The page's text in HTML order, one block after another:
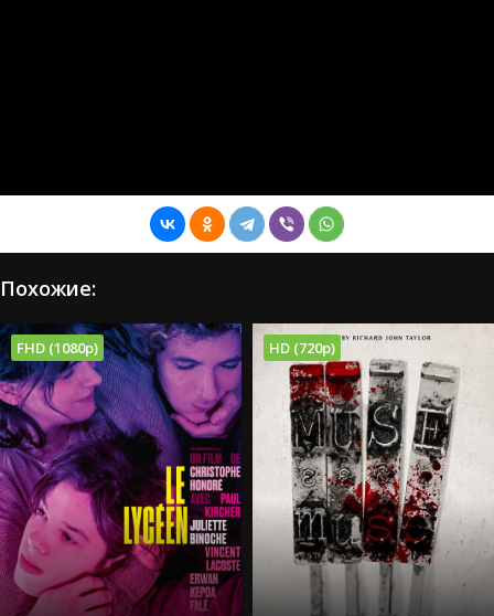
Похожие:
FHD (1080p) HD (720p)